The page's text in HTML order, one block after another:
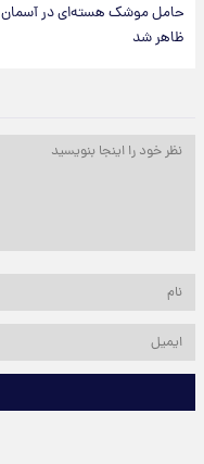
حامل موشک هسته‌ای در آسمان
ظاهر شد